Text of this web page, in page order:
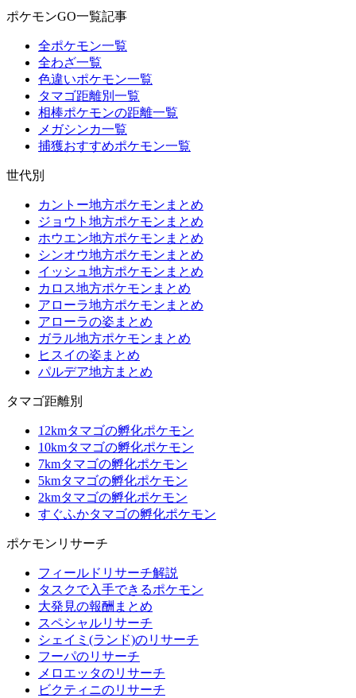
ポケモンGO一覧記事
全ポケモン一覧
全わざ一覧
色違いポケモン一覧
タマゴ距離別一覧
相棒ポケモンの距離一覧
メガシンカ一覧
捕獲おすすめポケモン一覧
世代別
カントー地方ポケモンまとめ
ジョウト地方ポケモンまとめ
ホウエン地方ポケモンまとめ
シンオウ地方ポケモンまとめ
イッシュ地方ポケモンまとめ
カロス地方ポケモンまとめ
アローラ地方ポケモンまとめ
アローラの姿まとめ
ガラル地方ポケモンまとめ
ヒスイの姿まとめ
パルデア地方まとめ
タマゴ距離別
12kmタマゴの孵化ポケモン
10kmタマゴの孵化ポケモン
7kmタマゴの孵化ポケモン
5kmタマゴの孵化ポケモン
2kmタマゴの孵化ポケモン
すぐふかタマゴの孵化ポケモン
ポケモンリサーチ
フィールドリサーチ解説
タスクで入手できるポケモン
大発見の報酬まとめ
スペシャルリサーチ
シェイミ(ランド)のリサーチ
フーパのリサーチ
メロエッタのリサーチ
ビクティニのリサーチ